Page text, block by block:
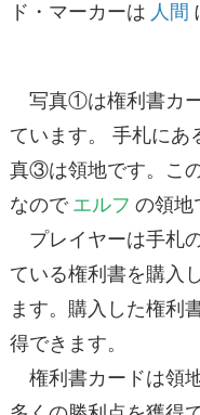
ド・マーカーは 人間
写真①は権利書カ
ています。 手札に
真③は領地です。こ
なので エルフ の領地
プレイヤーは手札
ている権利書を購入
ます。購入した権利
得できます。
権利書カードは領